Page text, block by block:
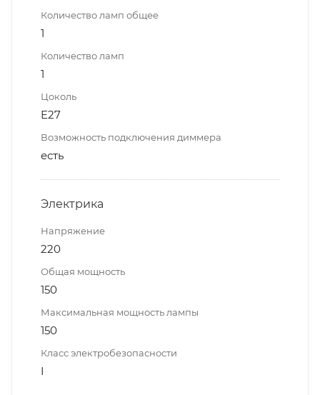
Количество ламп общее
1
Количество ламп
1
Цоколь
E27
Возможность подключения диммера
есть
Электрика
Напряжение
220
Общая мощность
150
Максимальная мощность лампы
150
Класс электробезопасности
I